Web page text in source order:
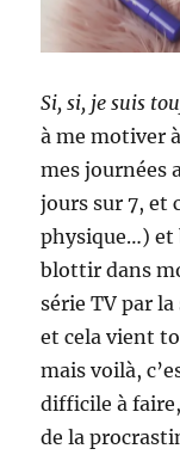
Si, si, je suis
à me motiver
mes journées
jours sur 7, et
physique…) et
blottir dans
série TV par
et cela vient
mais voilà,
difficile à
de la